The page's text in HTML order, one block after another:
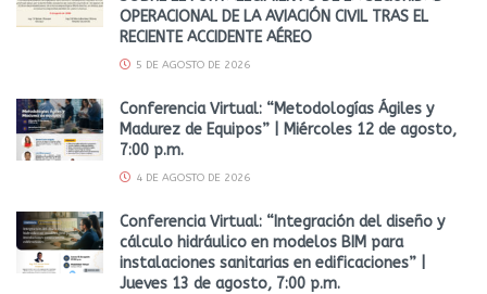
OPERACIONAL DE LA AVIACIÓN CIVIL TRAS EL
RECIENTE ACCIDENTE AÉREO
5 DE AGOSTO DE 2026
Conferencia Virtual: “Metodologías Ágiles y
Madurez de Equipos” | Miércoles 12 de agosto,
7:00 p.m.
4 DE AGOSTO DE 2026
Conferencia Virtual: “Integración del diseño y
cálculo hidráulico en modelos BIM para
instalaciones sanitarias en edificaciones” |
Jueves 13 de agosto, 7:00 p.m.